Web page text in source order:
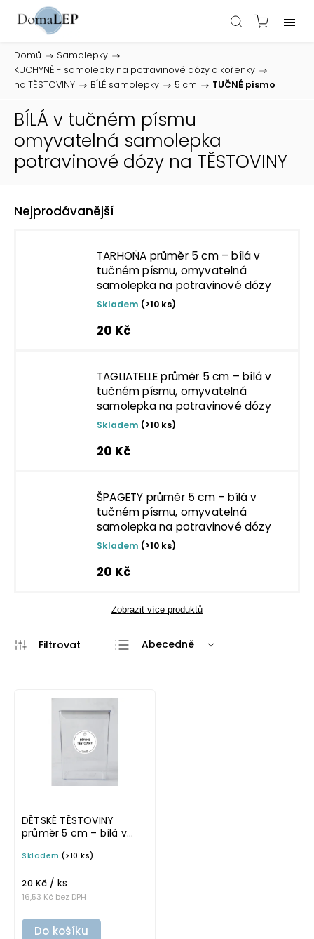
Domů / Samolepky /
KUCHYNĚ - samolepky na potravinové dózy a kořenky /
na TĚSTOVINY / BÍLÉ samolepky / 5 cm / TUČNÉ písmo
BÍLÁ v tučném písmu
omyvatelná samolepka
potravinové dózy na TĚSTOVINY
Nejprodávanější
TARHOŇA průměr 5 cm – bílá v
tučném písmu, omyvatelná
samolepka na potravinové dózy
Skladem (>10 ks)
20 Kč
TAGLIATELLE průměr 5 cm – bílá v
tučném písmu, omyvatelná
samolepka na potravinové dózy
Skladem (>10 ks)
20 Kč
ŠPAGETY průměr 5 cm – bílá v
tučném písmu, omyvatelná
samolepka na potravinové dózy
Skladem (>10 ks)
20 Kč
Zobrazit více produktů
Abecedně
DĚTSKÉ TĚSTOVINY
průměr 5 cm – bílá v
omyvatelná samolepka
Skladem (>10 ks)
16,53 Kč bez DPH
20 Kč / ks
Do košíku